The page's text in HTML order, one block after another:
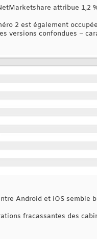
attribue 1,2
2 est également
versions confondues –
Android et iOS semble
fracassantes des